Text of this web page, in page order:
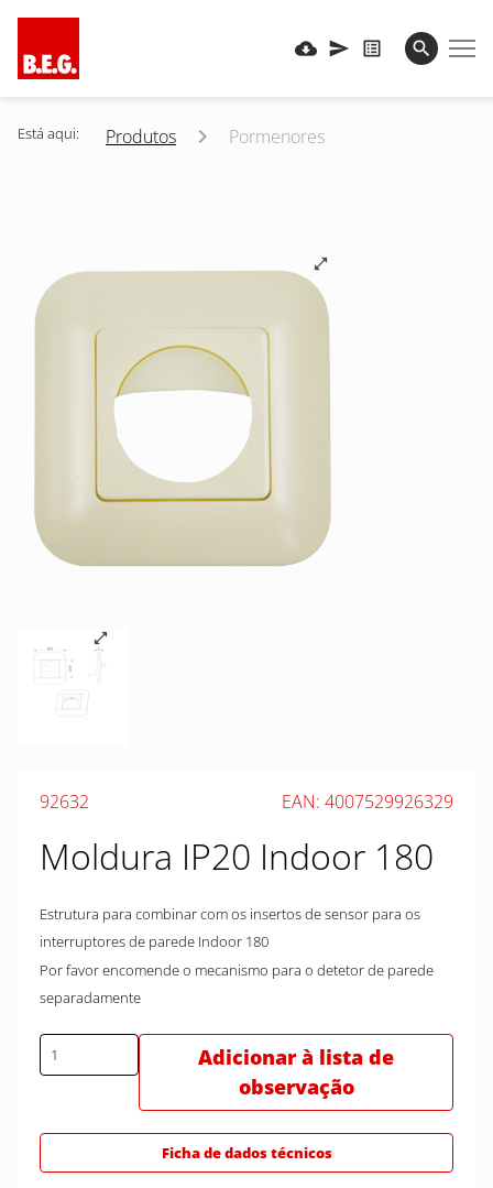
Está aqui: Produtos Pormenores
92632 EAN: 4007529926329
Moldura IP20 Indoor 180
Estrutura para combinar com os insertos de sensor para os
interruptores de parede Indoor 180
Por favor encomende o mecanismo para o detetor de parede
separadamente
Adicionar à lista de
observação
Ficha de dados técnicos